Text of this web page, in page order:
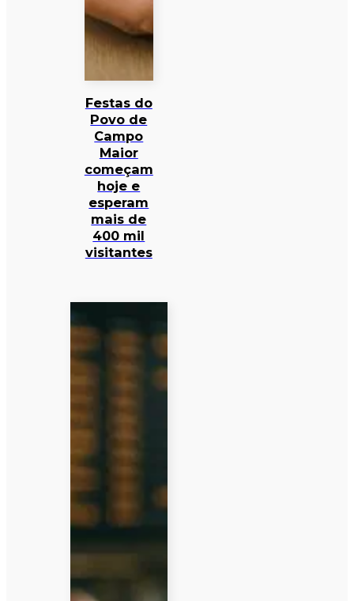
Festas do
Povo de
Campo
Maior
começam
hoje e
esperam
mais de
400 mil
visitantes